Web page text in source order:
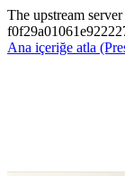
The upstream
Ana içeriğe atla